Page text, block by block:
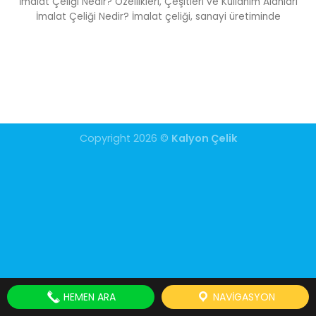
İmalat Çeliği Nedir? İmalat çeliği, sanayi üretiminde
Copyright 2026 © Kalyon Çelik
HEMEN ARA NAVIGASYON